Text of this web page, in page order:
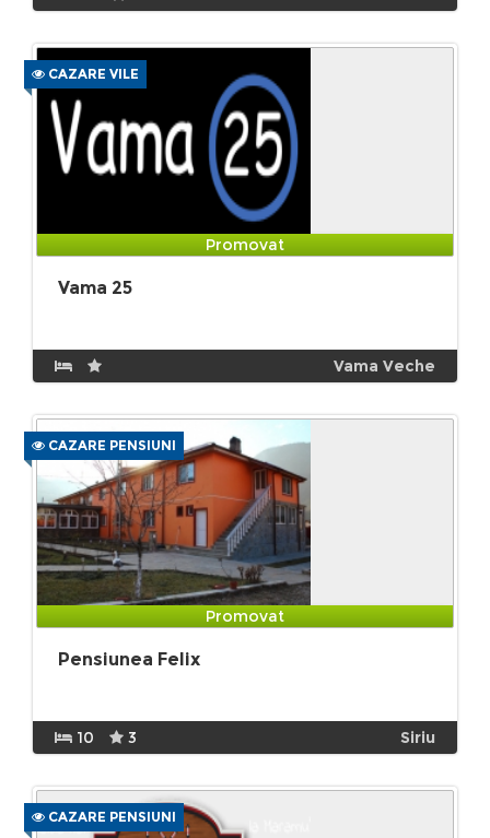
CAZARE VILE
Promovat
Vama 25
Vama Veche
CAZARE PENSIUNI
Promovat
Pensiunea Felix
10 3 Siriu
CAZARE PENSIUNI